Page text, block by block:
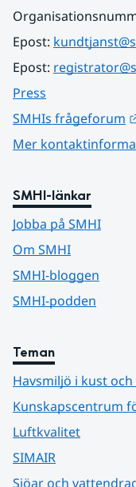
Epost:
Epost:
Press
SMHIs frågeforum
Mer
SMHI-länkar
Jobba på SMHI
Om SMHI
SMHI-bloggen
SMHI-podden
Teman
Havsmiljö i kust och
Kunskapscentrum
Luftkvalitet
SIMAIR
Sjöar och